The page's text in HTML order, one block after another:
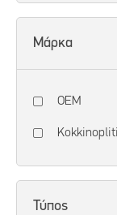
Μάρκα
OEM
Τύπος